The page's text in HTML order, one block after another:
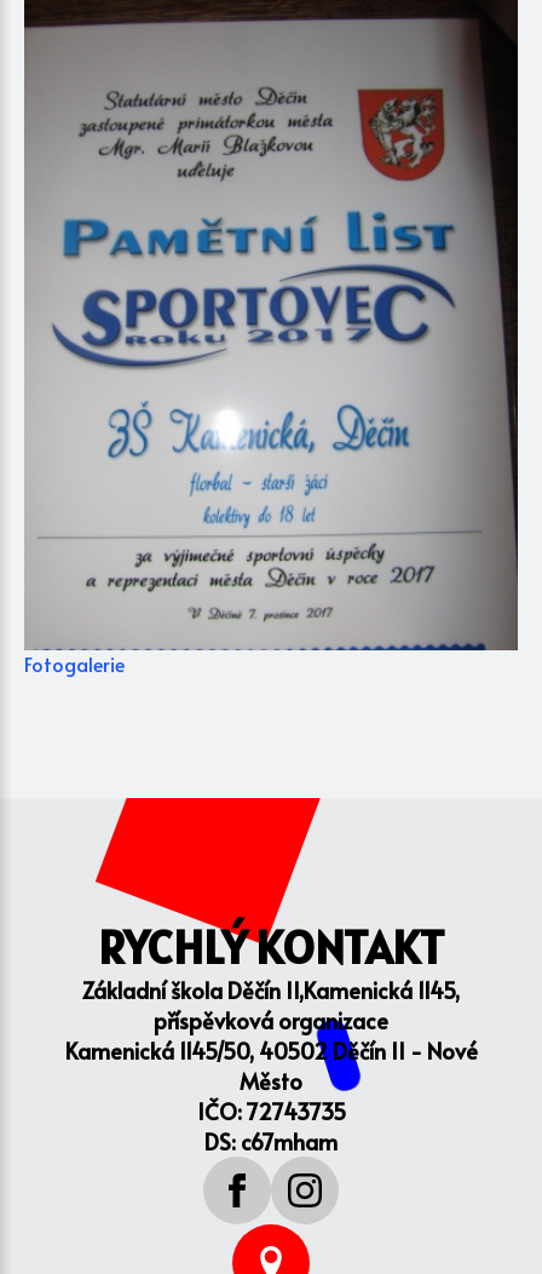
Fotogalerie
RYCHLÝ KONTAKT
Základní škola Děčín II,Kamenická 1145,
příspěvková organizace
Kamenická 1145/50, 40502 Děčín II - Nové
Město
IČO: 72743735
DS: c67mham